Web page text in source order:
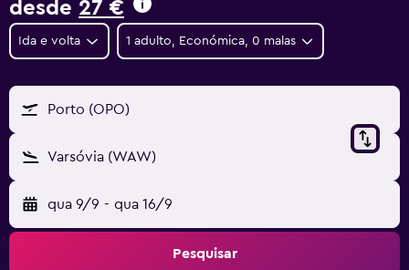
desde 27 €
Ida e volta 1 adulto, Económica, 0 malas
Porto (OPO)
Varsóvia (WAW)
qua 9/9 - qua 16/9
Pesquisar